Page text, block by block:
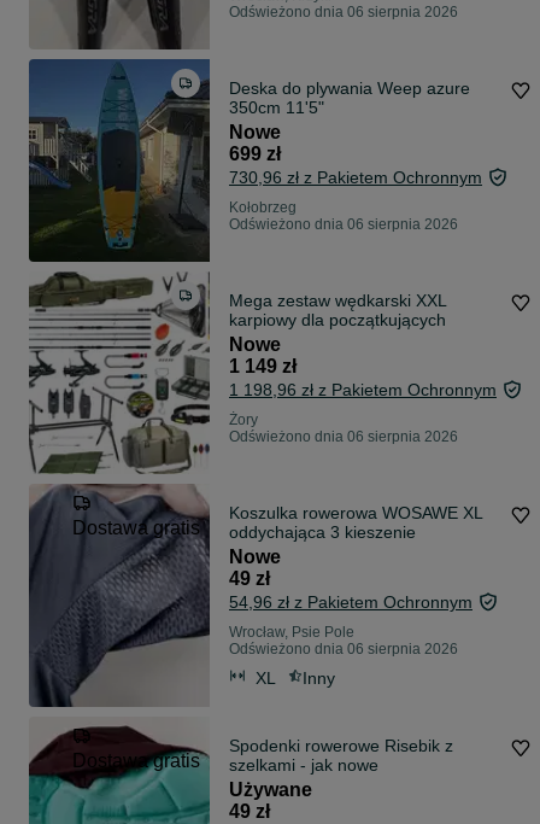
Odświeżono dnia 06 sierpnia 2026
Deska do plywania Weep azure
350cm 11'5"
Nowe
699 zł
730,96 zł z Pakietem Ochronnym
Kołobrzeg
Odświeżono dnia 06 sierpnia 2026
Mega zestaw wędkarski XXL
karpiowy dla początkujących
Nowe
1 149 zł
1 198,96 zł z Pakietem Ochronnym
Żory
Odświeżono dnia 06 sierpnia 2026
Dostawa gratis
Koszulka rowerowa WOSAWE XL
oddychająca 3 kieszenie
Nowe
49 zł
54,96 zł z Pakietem Ochronnym
Wrocław, Psie Pole
Odświeżono dnia 06 sierpnia 2026
XL Inny
Dostawa gratis
Spodenki rowerowe Risebik z
szelkami - jak nowe
Używane
49 zł